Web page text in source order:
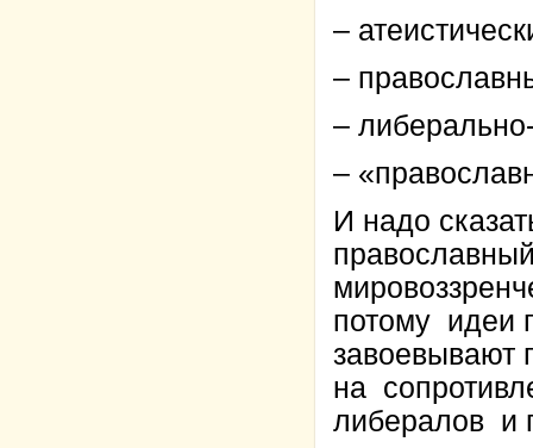
–
–
–
–
И надо
потому идеи
завоевывают
на
либералов и